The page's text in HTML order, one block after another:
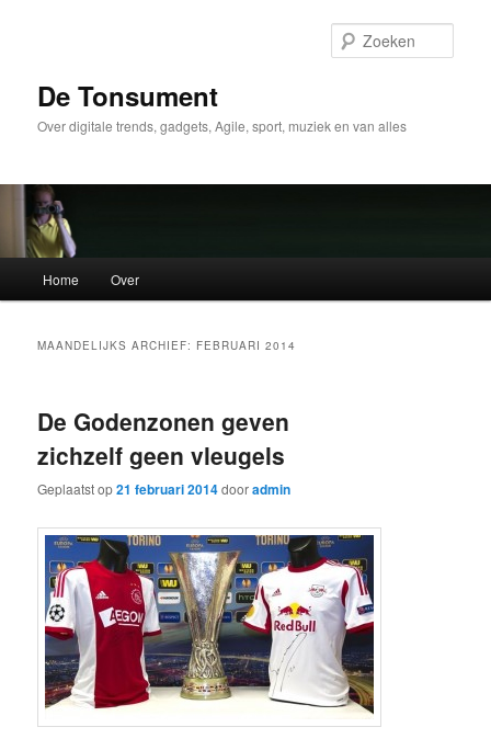
inhoud
inhoudDe Tonsument
Over digitale trends, gadgets, Agile, sport, muziek en van alles
Home Over
MAANDELIJKS ARCHIEF: FEBRUARI 2014
De Godenzonen geven
zichzelf geen vleugels
Geplaatst op21 februari 2014dooradmin